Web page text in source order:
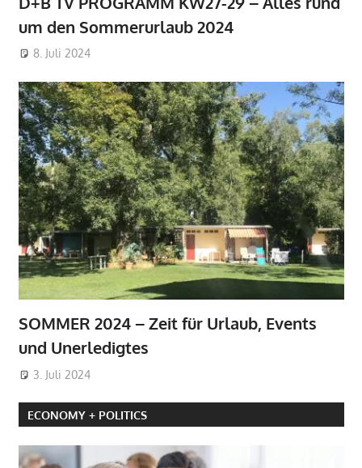
um den Sommerurlaub 2024
8. Juli 2024
SOMMER 2024 – Zeit für Urlaub, Events
und Unerledigtes
3. Juli 2024
ECONOMY + POLITICS